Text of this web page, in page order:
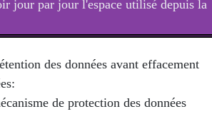
jour par jour l'espace utilisé depuis la
des données avant effacement
de protection des données